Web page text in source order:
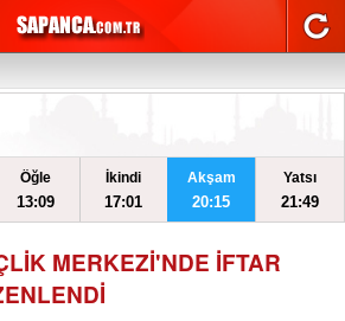
Öğle
13:09
İkindi
17:01
Akşam
20:15
Yatsı
21:49
MERKEZİ'NDE İFTAR